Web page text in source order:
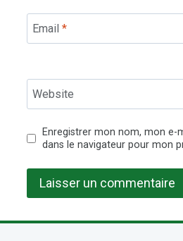
Email *
Website
Enregistrer mon nom, mon e-
dans le navigateur pour mon